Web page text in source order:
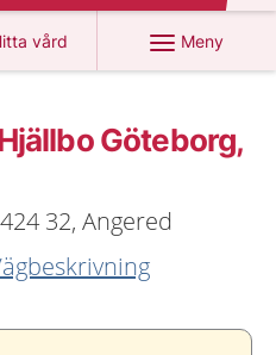
vård
på 1177.se
Meny
Göteborg,
32, Angered